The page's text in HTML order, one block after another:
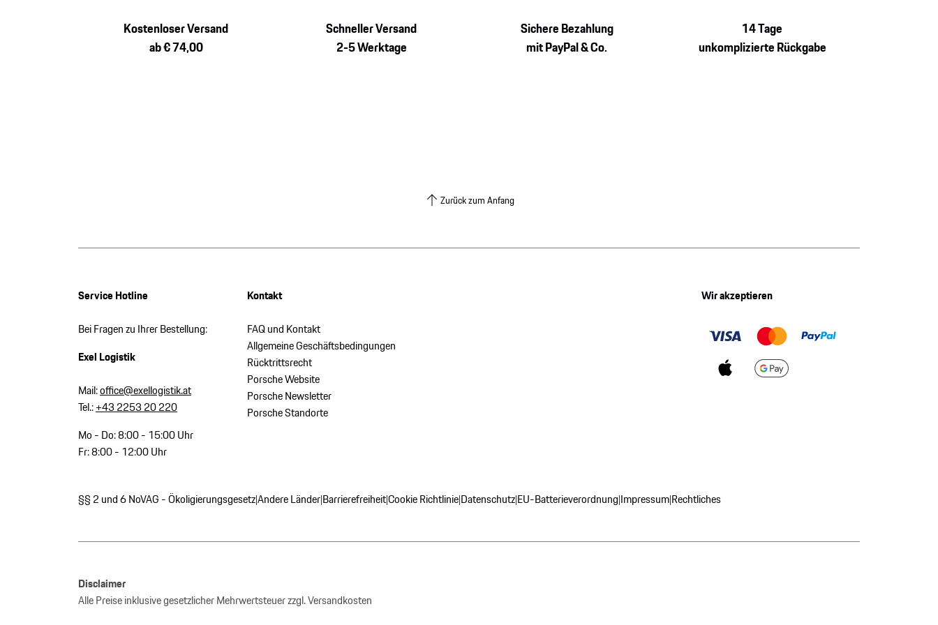
Kostenloser Versand
ab € 74,00
Schneller Versand
2-5 Werktage
Sichere Bezahlung
mit PayPal & Co.
14 Tage
unkomplizierte Rückgabe
Zurück zum Anfang
Service Hotline
Bei Fragen zu Ihrer Bestellung:
Exel Logistik
Mail:office@exellogistik.at
Tel.:+43 2253 20 220
Mo - Do: 8:00 - 15:00 Uhr
Fr: 8:00 - 12:00 Uhr
Kontakt
FAQ und Kontakt
Allgemeine Geschäftsbedingungen
Rücktrittsrecht
Porsche Website
Porsche Newsletter
Porsche Standorte
Wir akzeptieren
§§ 2 und 6 NoVAG - Ökoligierungsgesetz|Andere Länder|Barrierefreiheit|Cookie Richtlinie|Datenschutz|EU-Batterieverordnung|Impressum|Rechtliches
Disclaimer
Alle Preise inklusive gesetzlicher Mehrwertsteuer zzgl. Versandkosten